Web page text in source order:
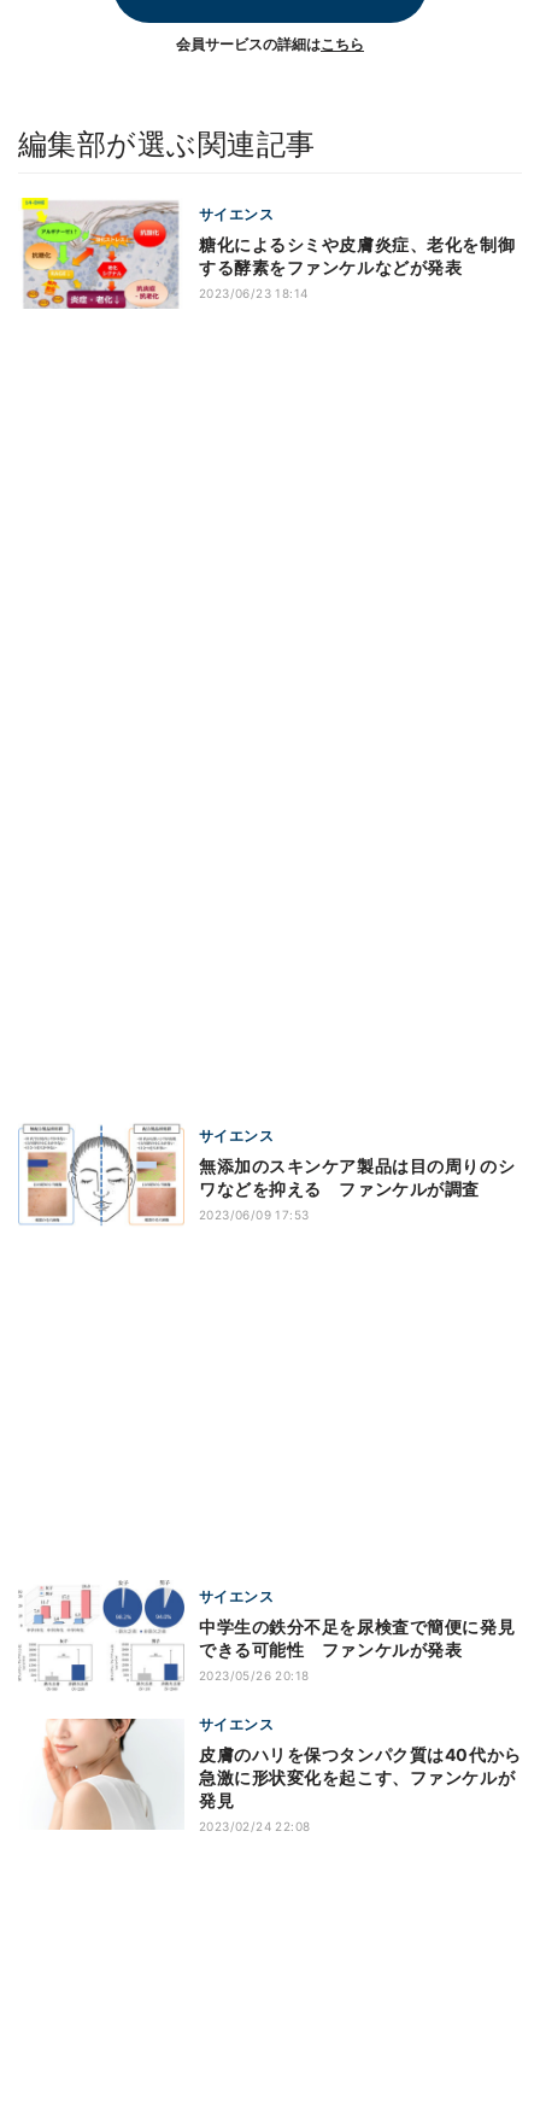
会員サービスの詳細はこちら
編集部が選ぶ関連記事
サイエンス
糖化によるシミや皮膚炎症、老化を制御
する酵素をファンケルなどが発表
2023/06/23 18:14
サイエンス
無添加のスキンケア製品は目の周りのシ
ワなどを抑える ファンケルが調査
2023/06/09 17:53
サイエンス
中学生の鉄分不足を尿検査で簡便に発見
できる可能性 ファンケルが発表
2023/05/26 20:18
サイエンス
皮膚のハリを保つタンパク質は40代から
急激に形状変化を起こす、ファンケルが
発見
2023/02/24 22:08